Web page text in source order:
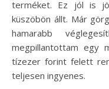
terméket. Ez jól is
küszöbön állt. Már
hamarabb
megpillantottam egy
tízezer forint felett
teljesen ingyenes.